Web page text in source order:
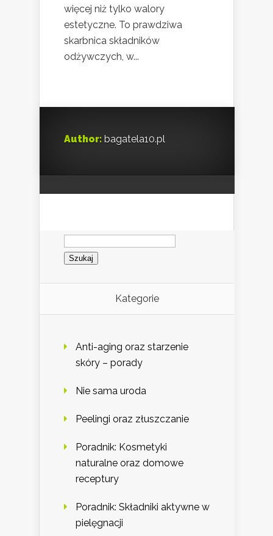
więcej niż tylko walory
estetyczne. To prawdziwa
skarbnica składników
odżywczych, w...
Author: bagatela10.pl
Szukaj:
Kategorie
Anti-aging oraz starzenie
skóry – porady
Nie sama uroda
Peelingi oraz złuszczanie
Poradnik: Kosmetyki
naturalne oraz domowe
receptury
Poradnik: Składniki aktywne w
pielęgnacji